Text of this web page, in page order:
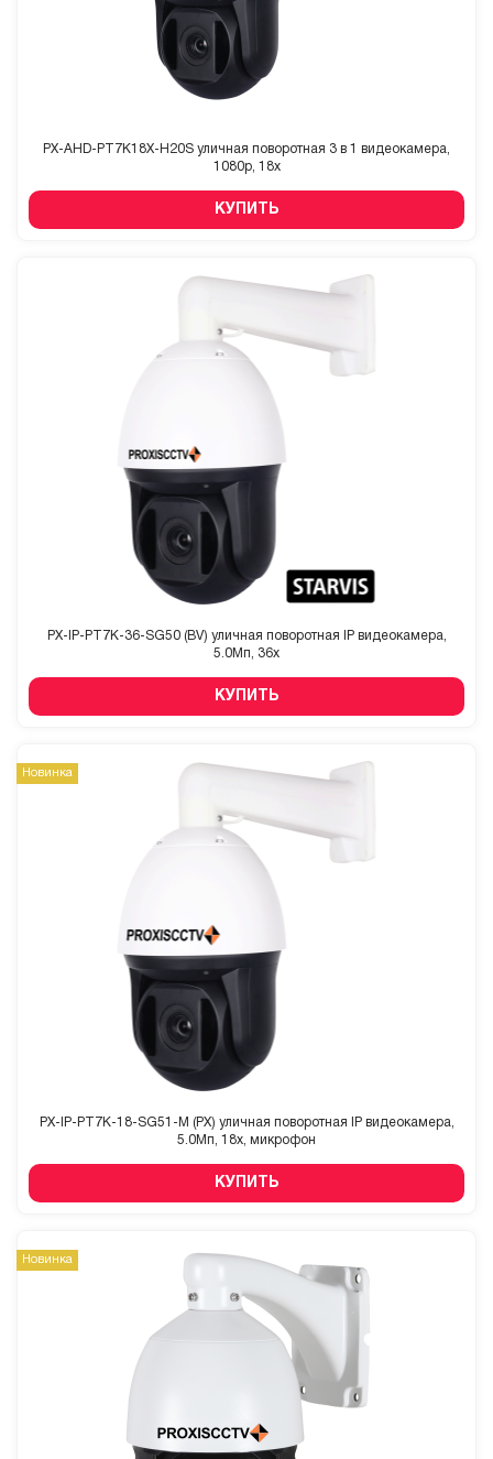
PX-AHD-PT7K18X-H20S уличная поворотная 3 в 1 видеокамера,
1080p, 18x
КУПИТЬ
PX-IP-PT7K-36-SG50 (BV) уличная поворотная IP видеокамера,
5.0Мп, 36x
КУПИТЬ
Новинка
PX-IP-PT7K-18-SG51-M (PX) уличная поворотная IP видеокамера,
5.0Мп, 18x, микрофон
КУПИТЬ
Новинка